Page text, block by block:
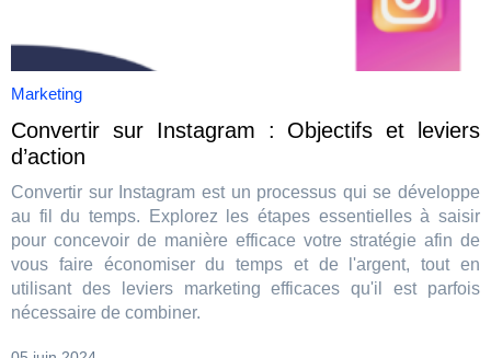
Marketing
Convertir sur Instagram : Objectifs et leviers
d’action
Convertir sur Instagram est un processus qui se développe
au fil du temps. Explorez les étapes essentielles à saisir
pour concevoir de manière efficace votre stratégie afin de
vous faire économiser du temps et de l'argent, tout en
utilisant des leviers marketing efficaces qu'il est parfois
nécessaire de combiner.